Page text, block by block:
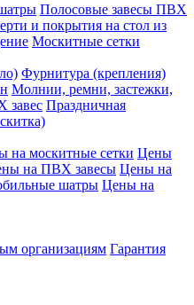
Полосовые завесы ПВХ
и покрытия на стол из
Москитные сетки
Фурнитура (крепления)
Молнии, ремни, застежки,
завес Праздничная
на москитные сетки Цены
на ПВХ завесы Цены на
шатры Цены на
организациям Гарантия